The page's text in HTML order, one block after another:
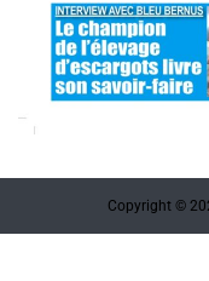
Copyright ©